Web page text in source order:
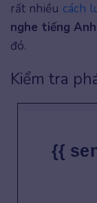
rất nhiều cách
nghe tiếng
đó.
Kiểm tra
{{